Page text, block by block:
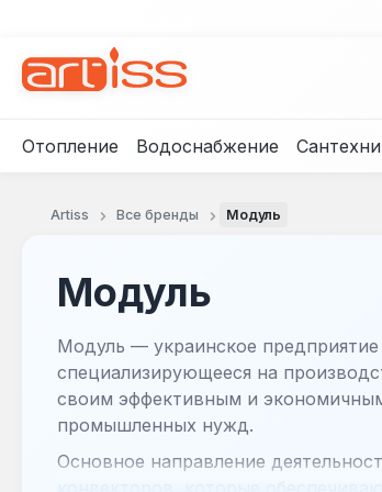
Отопление Водоснабжение
Artiss Все бренды Модуль
Модуль
Модуль — украинское
специализирующееся на
своим эффективным и
промышленных нужд.
Основное направление